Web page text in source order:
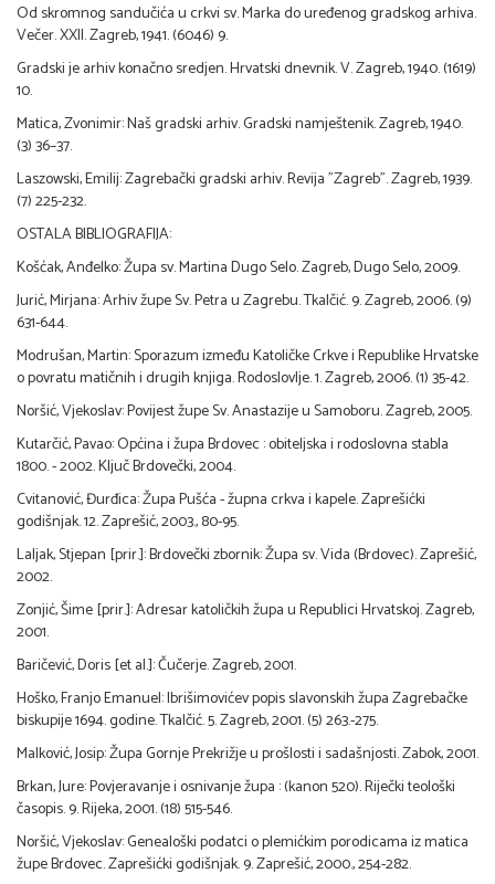
Od skromnog sandučića u crkvi sv. Marka do uređenog gradskog arhiva.
Večer. XXII. Zagreb, 1941. (6046) 9.
Gradski je arhiv konačno sredjen. Hrvatski dnevnik. V. Zagreb, 1940. (1619)
10.
Matica, Zvonimir: Naš gradski arhiv. Gradski namještenik. Zagreb, 1940.
(3) 36–37.
Laszowski, Emilij: Zagrebački gradski arhiv. Revija "Zagreb". Zagreb, 1939.
(7) 225-232.
OSTALA BIBLIOGRAFIJA:
Košćak, Anđelko: Župa sv. Martina Dugo Selo. Zagreb, Dugo Selo, 2009.
Jurić, Mirjana: Arhiv župe Sv. Petra u Zagrebu. Tkalčić. 9. Zagreb, 2006. (9)
631-644.
Modrušan, Martin: Sporazum između Katoličke Crkve i Republike Hrvatske
o povratu matičnih i drugih knjiga. Rodoslovlje. 1. Zagreb, 2006. (1) 35-42.
Noršić, Vjekoslav: Povijest župe Sv. Anastazije u Samoboru. Zagreb, 2005.
Kutarčić, Pavao: Općina i župa Brdovec : obiteljska i rodoslovna stabla
1800. - 2002. Ključ Brdovečki, 2004.
Cvitanović, Đurđica: Župa Pušća - župna crkva i kapele. Zaprešićki
godišnjak. 12. Zaprešić, 2003., 80-95.
Laljak, Stjepan [prir.]: Brdovečki zbornik: Župa sv. Vida (Brdovec). Zaprešić,
2002.
Zonjić, Šime [prir.]: Adresar katoličkih župa u Republici Hrvatskoj. Zagreb,
2001.
Baričević, Doris [et al.]: Čučerje. Zagreb, 2001.
Hoško, Franjo Emanuel: Ibrišimovićev popis slavonskih župa Zagrebačke
biskupije 1694. godine. Tkalčić. 5. Zagreb, 2001. (5) 263.-275.
Malković, Josip: Župa Gornje Prekrižje u prošlosti i sadašnjosti. Zabok, 2001.
Brkan, Jure: Povjeravanje i osnivanje župa : (kanon 520). Riječki teološki
časopis. 9. Rijeka, 2001. (18) 515-546.
Noršić, Vjekoslav: Genealoški podatci o plemićkim porodicama iz matica
župe Brdovec. Zaprešićki godišnjak. 9. Zaprešić, 2000., 254-282.